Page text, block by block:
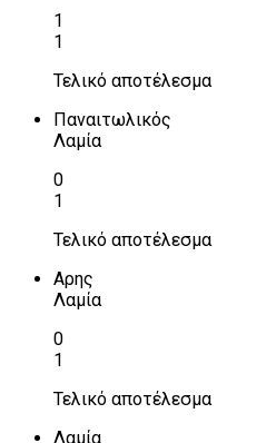
1
1
Τελικό αποτέλεσμα
Παναιτωλικός
Λαμία
0
1
Τελικό αποτέλεσμα
Αρης
Λαμία
0
1
Τελικό αποτέλεσμα
Λαμία